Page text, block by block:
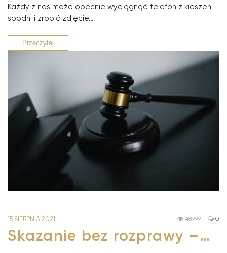
Każdy z nas może obecnie wyciągnąć telefon z kieszeni
spodni i zrobić zdjęcie…
Przeczytaj
15 SIERPNIA 2021 0
48999
Skazanie bez rozprawy –…